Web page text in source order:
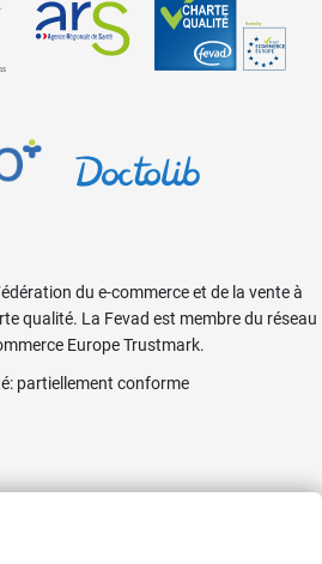
du e-commerce et de la vente à
qualité. La Fevad est membre du réseau
Europe Trustmark.
: partiellement conforme